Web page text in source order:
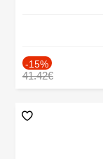
-15%
41.42€